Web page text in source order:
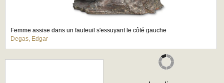
Femme assise dans un fauteuil s'essuyant le côté gauche
Degas, Edgar